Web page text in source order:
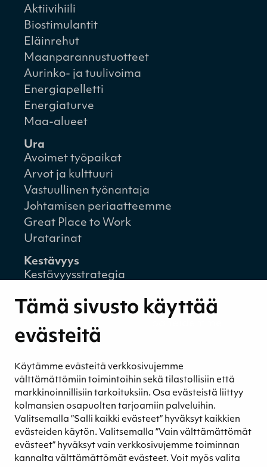
Tämä sivusto käyttää
evästeitä
Käytämme evästeitä verkkosivujemme
välttämättömiin toimintoihin sekä tilastollisiin että
markkinoinnillisiin tarkoituksiin. Osa evästeistä liittyy
kolmansien osapuolten tarjoamiin palveluihin.
Valitsemalla ”Salli kaikki evästeet” hyväksyt kaikkien
evästeiden käytön. Valitsemalla ”Vain välttämättömät
evästeet” hyväksyt vain verkkosivujemme toiminnan
kannalta välttämättömät evästeet. Voit myös valita
Aktiivihiili
Biostimulantit
Eläinrehut
Maanparannustuotteet
Aurinko- ja tuulivoima
Energiapelletti
Energiaturve
Maa-alueet
Ura
Avoimet työpaikat
Arvot ja kulttuuri
Vastuullinen työnantaja
Johtamisen periaatteemme
Great Place to Work
Uratarinat
Kestävyys
Kestävyysstrategia
Ympäristövastuu
hyvinvointi
Turvetuotannon kestävyys
Kestävyyden johtaminen
Retkeilykohteet
Media
Uutiset ja blogit
Podcast